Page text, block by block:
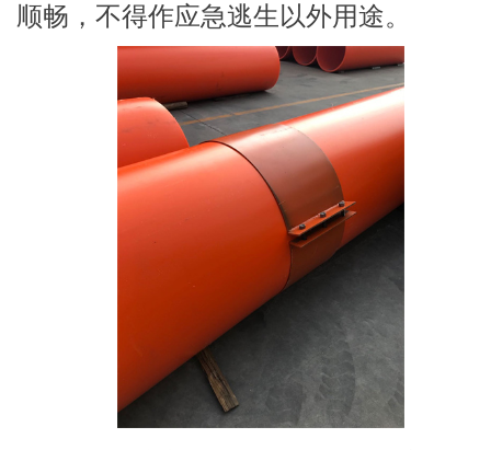
顺畅，不得作应急逃生以外用途。